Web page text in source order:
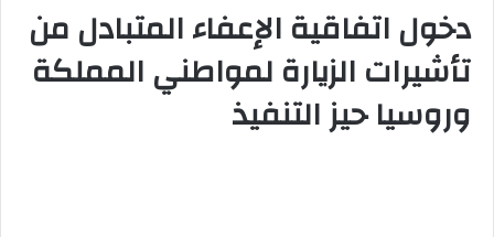
دخول اتفاقية الإعفاء المتبادل من
تأشيرات الزيارة لمواطني المملكة
وروسيا حيز التنفيذ